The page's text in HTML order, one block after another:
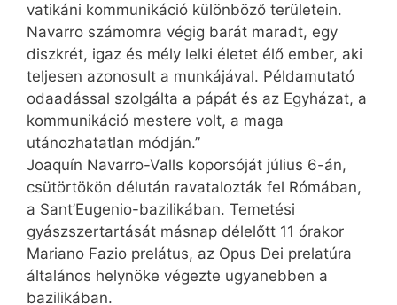
vatikáni kommunikáció különböző területein.
Navarro számomra végig barát maradt, egy
diszkrét, igaz és mély lelki életet élő ember, aki
teljesen azonosult a munkájával. Példamutató
odaadással szolgálta a pápát és az Egyházat, a
kommunikáció mestere volt, a maga
utánozhatatlan módján.”
Joaquín Navarro-Valls koporsóját július 6-án,
csütörtökön délután ravatalozták fel Rómában,
a Sant’Eugenio-bazilikában. Temetési
gyászszertartását másnap délelőtt 11 órakor
Mariano Fazio prelátus, az Opus Dei prelatúra
általános helynöke végezte ugyanebben a
bazilikában.